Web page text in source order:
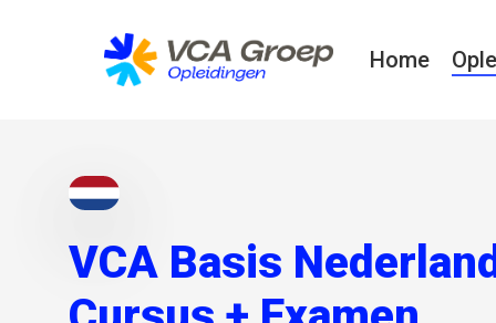
Home
VCA Basis